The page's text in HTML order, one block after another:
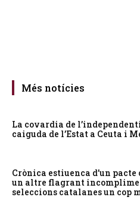
Més notícies
La covardia de
caiguda de l’Estat a Ceuta i
Crònica estiuenca d’un pacte
un altre flagrant
seleccions catalanes un cop